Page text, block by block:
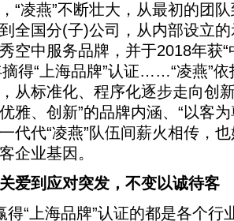
“凌燕”不断壮大，从最初的团
全国分(子)公司，从内部设立
空中服务品牌，并于2018年获“
得“上海品牌”认证……“凌燕”
从标准化、程序化逐步走向创
雅、创新”的品牌内涵、“以客
代代“凌燕”队伍间薪火相传，
企业基因。
爱到应对突发，不变以诚待客
上海品牌”认证的都是各个行